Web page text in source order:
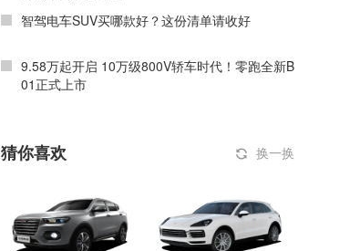
智驾电车SUV买哪款好？这份清单请收好
9.58万起开启 10万级800V轿车时代！零跑全新B
01正式上市
猜你喜欢 换一换